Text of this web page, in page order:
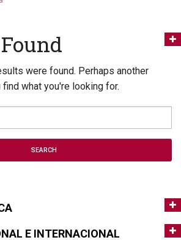
were found. Perhaps another
what you're looking for.
E INTERNACIONAL